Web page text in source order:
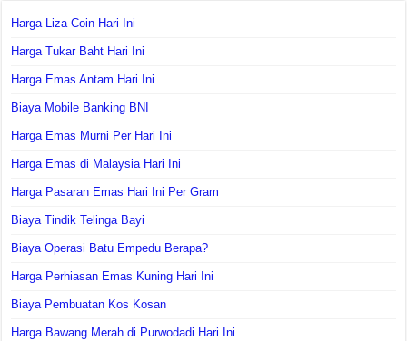
Harga Liza Coin Hari Ini
Harga Tukar Baht Hari Ini
Harga Emas Antam Hari Ini
Biaya Mobile Banking BNI
Harga Emas Murni Per Hari Ini
Harga Emas di Malaysia Hari Ini
Harga Pasaran Emas Hari Ini Per Gram
Biaya Tindik Telinga Bayi
Biaya Operasi Batu Empedu Berapa?
Harga Perhiasan Emas Kuning Hari Ini
Biaya Pembuatan Kos Kosan
Harga Bawang Merah di Purwodadi Hari Ini